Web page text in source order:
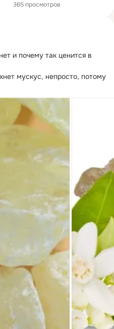
365 просмотров
и почему так ценится в
мускус, непросто, потому